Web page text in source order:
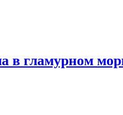
в гламурном